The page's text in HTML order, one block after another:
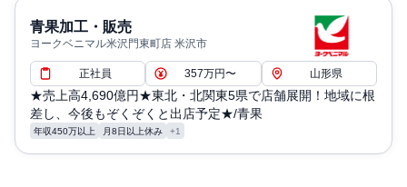
青果加工・販売
ヨークベニマル米沢門東町店 米沢市
正社員 357万円〜 山形県
★売上高4,690億円★東北・北関東5県で店舗展開！地域に根
差し、今後もぞくぞくと出店予定★/青果
年収450万以上 月8日以上休み +1